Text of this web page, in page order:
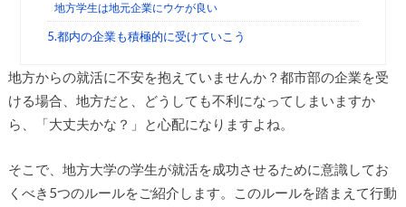
地方学生は地元企業にウケが良い
5.都内の企業も積極的に受けていこう
地方からの就活に不安を抱えていませんか？都市部の企業を受
ける場合、地方だと、どうしても不利になってしまいますか
ら、「大丈夫かな？」と心配になりますよね。
そこで、地方大学の学生が就活を成功させるために意識してお
くべき5つのルールをご紹介します。このルールを踏まえて行動